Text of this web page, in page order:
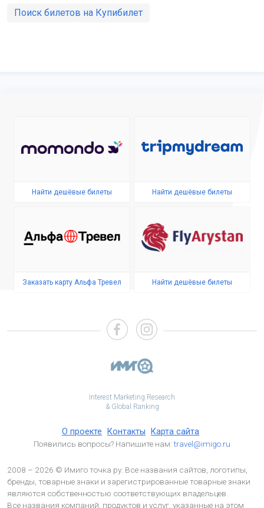
Поиск билетов на Купибилет
Найти дешёвые билеты Найти дешёвые билеты
Заказать карту Альфа Тревел Найти дешёвые билеты
Interest Marketing Research
& Global Ranking
О проекте Контакты Карта сайта
Появились вопросы? Напишите нам:travel@imigo.ru
2008 – 2026 © Имиго точка ру. Все названия сайтов, логотипы,
бренды, товарные знаки и зарегистрированные товарные знаки
являются собственностью соответствующих владельцев.
Все названия компаний, продуктов и услуг, указанные на этом